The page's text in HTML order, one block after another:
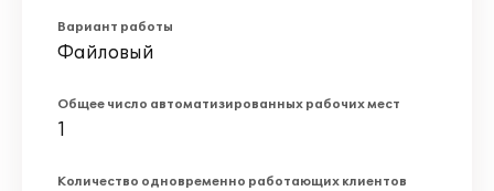
Вариант работы
Файловый
Общее число автоматизированных рабочих мест
1
Количество одновременно работающих клиентов